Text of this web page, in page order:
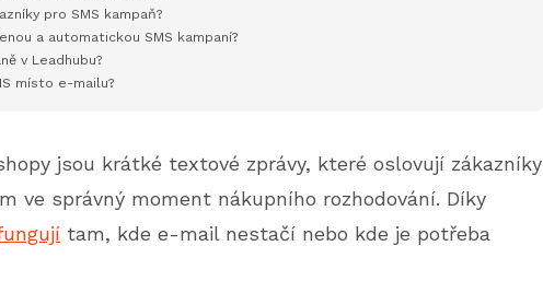
pro SMS kampaň?
a automatickou SMS kampaní?
v Leadhubu?
místo e-mailu?
jsou krátké textové zprávy, které oslovují zákazníky
ve správný moment nákupního rozhodování. Díky
tam, kde e-mail nestačí nebo kde je potřeba